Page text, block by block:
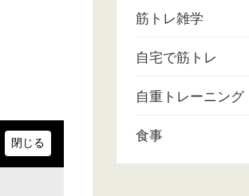
筋トレ雑学
自宅で筋トレ
自重トレーニング
食事